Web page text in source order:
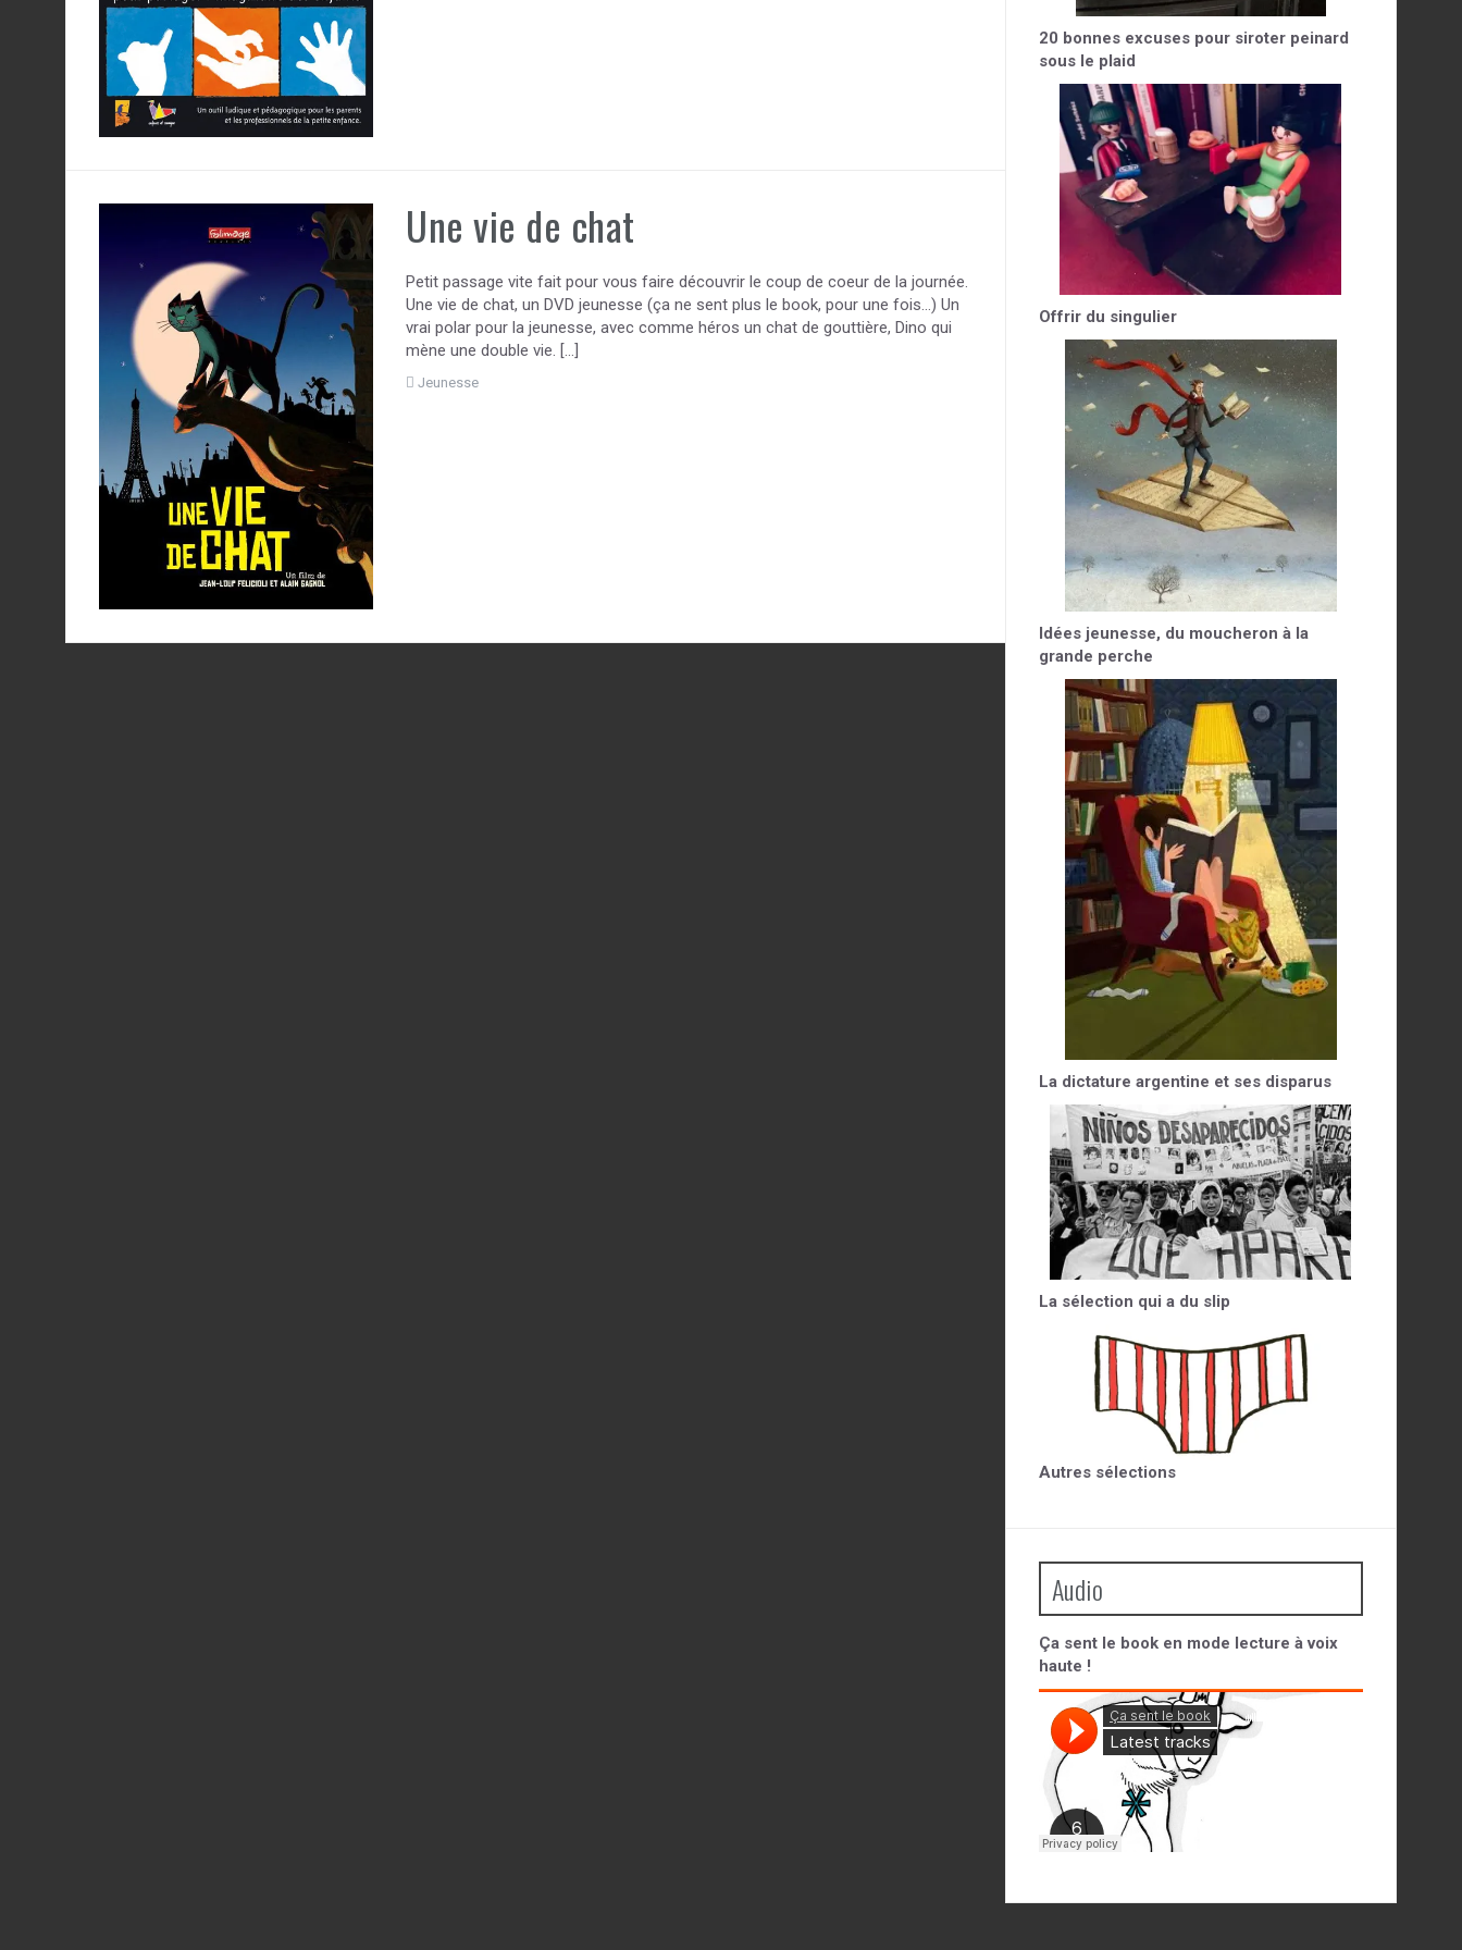
Une vie de chat
Petit passage vite fait pour vous faire découvrir le coup de coeur de la journée.
Une vie de chat, un DVD jeunesse (ça ne sent plus le book, pour une fois…) Un
vrai polar pour la jeunesse, avec comme héros un chat de gouttière, Dino qui
mène une double vie. […]
Jeunesse
20 bonnes excuses pour siroter peinard
sous le plaid
Offrir du singulier
Idées jeunesse, du moucheron à la
grande perche
La dictature argentine et ses disparus
La sélection qui a du slip
Autres sélections
Audio
Ça sent le book en mode lecture à voix
haute !